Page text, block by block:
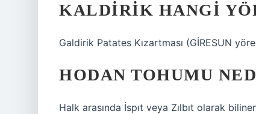
KALDIRIK HANGI
Galdirik Patates Kızartması (GİRESUN
HODAN TOHUMU
Halk arasında İspıt veya Zılbıt olarak